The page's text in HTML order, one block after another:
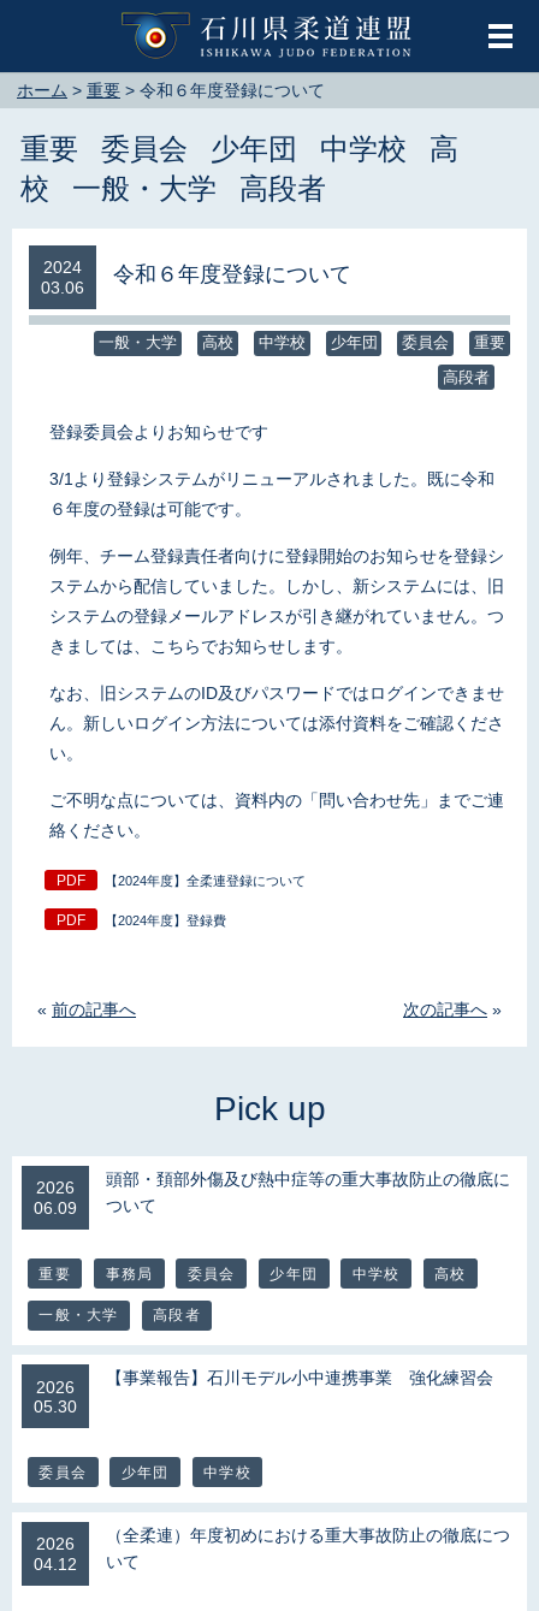
メ
ホーム > 重要 > 令和６年度登録について
重要 委員会 少年団 中学校
高
校
一般・大学 高段者
2024
03.06
令和６年度登録について
重要
委員会
少年団
中学校
高校
一般・大学
高段者
登録委員会よりお知らせです
3/1より登録システムがリニューアルされました。既に令和
６年度の登録は可能です。
例年、チーム登録責任者向けに登録開始のお知らせを登録シ
ステムから配信していました。しかし、新システムには、旧
システムの登録メールアドレスが引き継がれていません。つ
きましては、こちらでお知らせします。
なお、旧システムのID及びパスワードではログインできませ
ん。新しいログイン方法については添付資料をご確認くださ
い。
ご不明な点については、資料内の「問い合わせ先」までご連
絡ください。
【2024年度】全柔連登録について
【2024年度】登録費
« 前の記事へ 次の記事へ »
2026
06.09
頭部・頚部外傷及び熱中症等の重大事故防止の徹底に
ついて
重要 事務局 委員会 少年団 中学校 高校
一般・大学 高段者
2026
05.30
【事業報告】石川モデル小中連携事業 強化練習会
委員会 少年団 中学校
2026
04.12
（全柔連）年度初めにおける重大事故防止の徹底につ
いて